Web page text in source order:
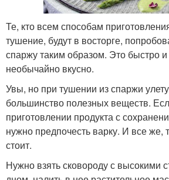
Те, кто всем способам
тушение, будут в восторге,
спаржу таким образом. Это быстро
необычайно вкусно.
Увы, но при тушении из спаржи
большинство полезных веществ.
приготовлении продукта с
нужно предпочесть варку. И все же,
стоит.
Нужно взять сковороду с высокими